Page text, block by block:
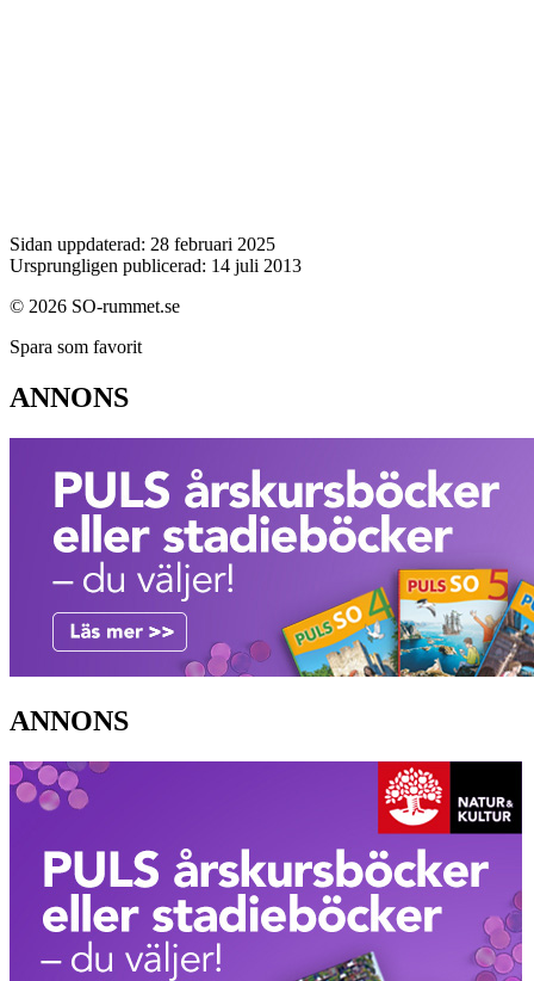
Sidan uppdaterad: 28 februari 2025
Ursprungligen publicerad: 14 juli 2013
© 2026 SO-rummet.se
Spara som favorit
ANNONS
ANNONS